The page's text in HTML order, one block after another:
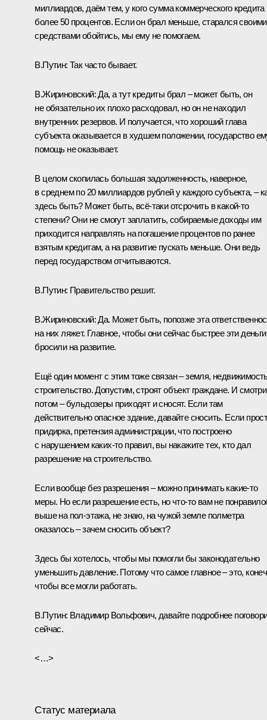
миллиардов, даём тем, у кого сумма коммерческого кредита
более 50 процентов. Если он брал меньше, старался своими
средствами обойтись, мы ему не помогаем.
В.Путин: Так часто бывает.
В.Жириновский: Да, а тут кредиты брал – может быть, он
не обязательно их плохо расходовал, но он не находил
внутренних резервов. И получается, что хороший глава
субъекта оказывается в худшем положении, государство
помощь не оказывает.
В целом скопилась большая задолженность, наверное,
в среднем по 20 миллиардов рублей у каждого субъекта, –
здесь быть? Может быть, всё‑таки отсрочить в какой‑то
степени? Они не смогут заплатить, собираемые доходы им
приходится направлять на погашение процентов по ранее
взятым кредитам, а на развитие пускать меньше. Они ведь
перед государством отчитываются.
В.Путин: Правительство решит.
В.Жириновский: Да. Может быть, попозже эта
на них ляжет. Главное, чтобы они сейчас быстрее эти деньги
бросили на развитие.
Ещё один момент с этим тоже связан – земля,
строительство. Допустим, строят объект граждане. И
потом – бульдозеры приходят и сносят. Если там
действительно опасное здание, давайте сносить. Если
придирка, претензия администрации, что построено
с нарушением каких‑то правил, вы накажите тех, кто дал
разрешение на строительство.
Если вообще без разрешения – можно принимать какие‑то
меры. Но если разрешение есть, но что‑то вам не
выше на пол-этажа, не знаю, на чужой земле полметра
оказалось – зачем сносить объект?
Здесь бы хотелось, чтобы мы помогли бы законодательно
уменьшить давление. Потому что самое главное – это,
чтобы все могли работать.
В.Путин: Владимир Вольфович, давайте подробнее
сейчас.
<…>
Статус материала